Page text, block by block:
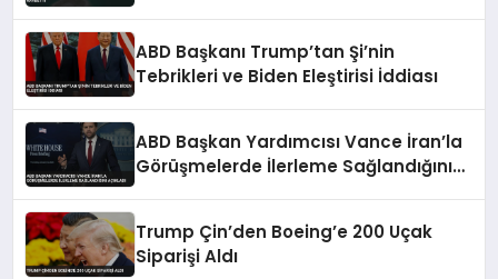
ABD Başkanı Trump’tan Şi’nin
Tebrikleri ve Biden Eleştirisi İddiası
ABD Başkan Yardımcısı Vance İran’la
Görüşmelerde İlerleme Sağlandığını
Trump Çin’den Boeing’e 200 Uçak
Siparişi Aldı